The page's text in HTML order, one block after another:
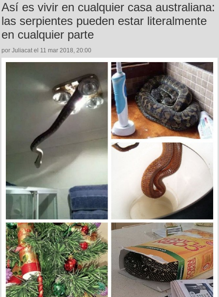
Así es vivir en cualquier casa australiana:
las serpientes pueden estar literalmente
en cualquier parte
por Juliacat el 11 mar 2018, 20:00